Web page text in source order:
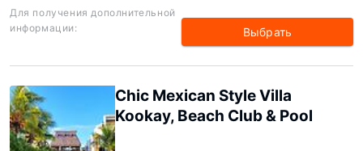
Для получения дополнительной
информации:
Выбрать
Chic Mexican Style Villa
Kookay, Beach Club & Pool